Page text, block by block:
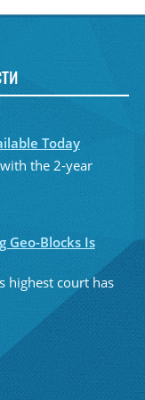
Today
the 2-year
Geo-Blocks Is
highest court has